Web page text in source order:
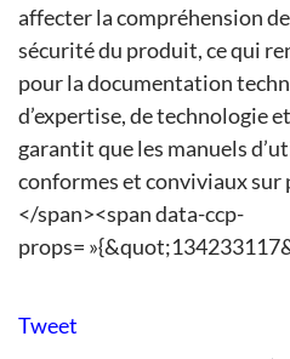
affecter la compréhension
sécurité du produit, ce qui
pour la documentation
d’expertise, de technologie
garantit que les manuels
conformes et conviviaux sur
</span><span data-ccp-
props=
Tweet